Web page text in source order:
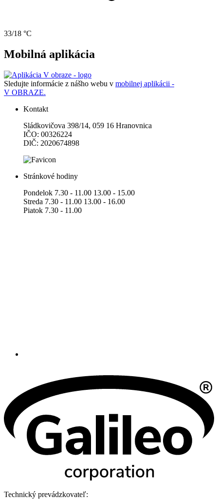
33/18 °C
Mobilná aplikácia
Sledujte informácie z nášho webu v mobilnej aplikácii -
V OBRAZE.
Kontakt
Sládkovičova 398/14, 059 16 Hranovnica
IČO: 00326224
DlČ: 2020674898
Stránkové hodiny
Pondelok 7.30 - 11.00 13.00 - 15.00
Streda 7.30 - 11.00 13.00 - 16.00
Piatok 7.30 - 11.00
Technický prevádzkovateľ: